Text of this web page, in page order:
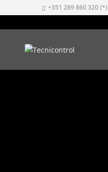
+351 289 860 320 (*)